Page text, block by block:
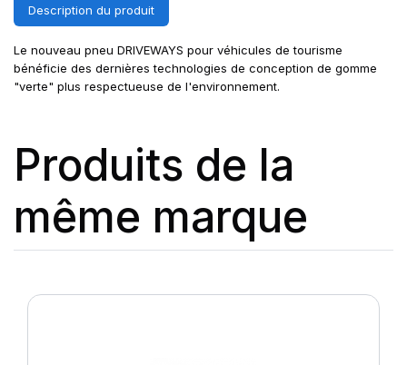
Description du produit
Le nouveau pneu DRIVEWAYS pour véhicules de tourisme
bénéficie des dernières technologies de conception de gomme
"verte" plus respectueuse de l'environnement.
Produits de la
même marque